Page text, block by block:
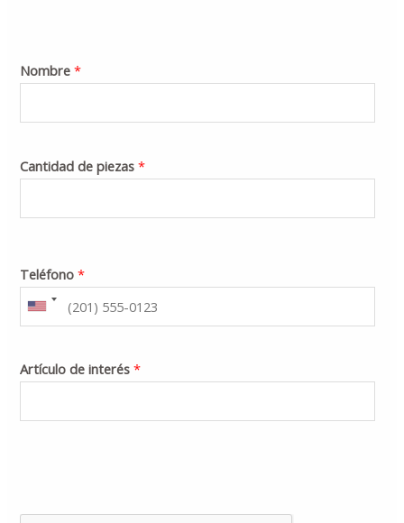
Nombre*
Cantidad de piezas*
Teléfono*
Artículo de interés*